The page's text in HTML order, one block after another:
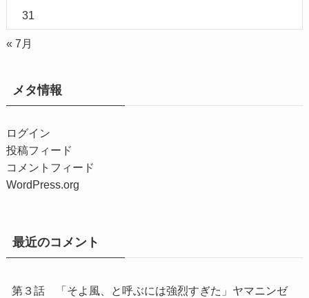
31
« 7月
メタ情報
ログイン
投稿フィード
コメントフィード
WordPress.org
最近のコメント
第３話 「そよ風、と呼ぶには強烈すぎた」ヤマニンゼ